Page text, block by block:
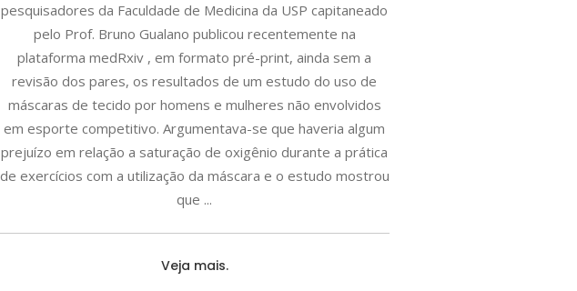
pesquisadores da Faculdade de Medicina da USP capitaneado
pelo Prof. Bruno Gualano publicou recentemente na
plataforma medRxiv , em formato pré-print, ainda sem a
revisão dos pares, os resultados de um estudo do uso de
máscaras de tecido por homens e mulheres não envolvidos
em esporte competitivo. Argumentava-se que haveria algum
prejuízo em relação a saturação de oxigênio durante a prática
de exercícios com a utilização da máscara e o estudo mostrou
que
Veja mais.